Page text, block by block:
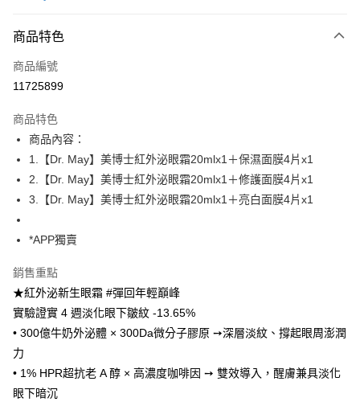
LINE Pay
Apple Pay
悠遊付
Google Pay
全盈+PAY
相關說明
AFTEE先享後付是「在收到商品之後才付款」的支付方式。 讓您購物簡單
１．簡單：不需註冊會員、不需綁卡、不需儲值。
２．便利：只要手機號碼，簡訊認證，即可結帳。
３．安心：先確認商品／服務後，再付款。
【「AFTEE先享後付」結帳流程】
１．於結帳方式選擇「AFTEE先享後付」後，將跳轉至「AFTEE先享後付」
２．訂單成立數日內，您將收到繳費通知簡訊。
ATM付款
運送方式
全家付款取貨
每筆NT$100，滿NT$600(含以上)免運費
付款後全家取貨
商品特色
商品編號
11725899
商品特色
商品內容：
1.【Dr. May】美博士紅外泌眼霜20mlx1＋保濕面膜4片x1
2.【Dr. May】美博士紅外泌眼霜20mlx1＋修護面膜4片x1
3.【Dr. May】美博士紅外泌眼霜20mlx1＋亮白面膜4片x1
*APP獨賣
銷售重點
★紅外泌新生眼霜 #彈回年輕巔峰
實驗證實 4 週淡化眼下皺紋 -13.65%
• 300億牛奶外泌體 × 300Da微分子膠原 ➙深層淡紋、撐起眼周澎潤
力
• 1% HPR超抗老 A 醇 × 高濃度咖啡因 ➙ 雙效導入，醒膚兼具淡化
眼下暗沉